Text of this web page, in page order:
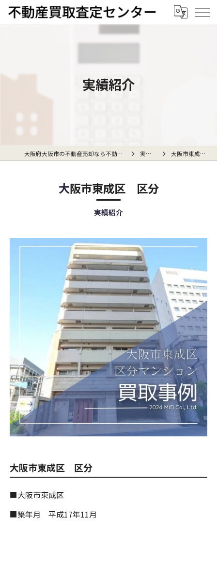
実績紹介
大阪府大阪市の不動産売却なら不動産買取査定センター 実績紹介 大阪市東成区 区分
実績紹介
大阪市東成区 区分
大阪市東成区 区分
■大阪市東成区
■築年月 平成17年11月